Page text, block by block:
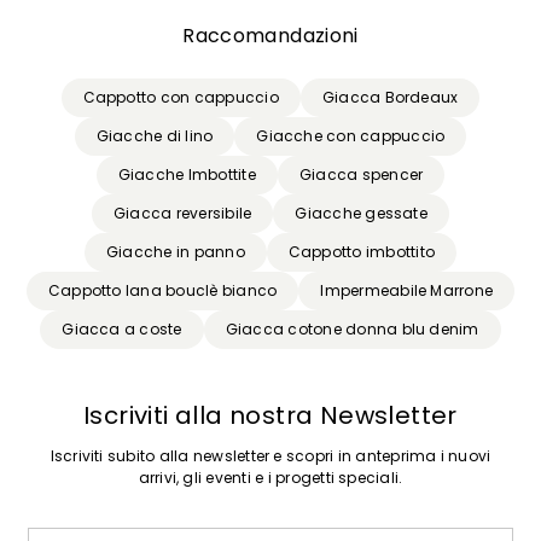
Raccomandazioni
Cappotto con cappuccio
Giacca Bordeaux
Giacche di lino
Giacche con cappuccio
Giacche Imbottite
Giacca spencer
Giacca reversibile
Giacche gessate
Giacche in panno
Cappotto imbottito
Cappotto lana bouclè bianco
Impermeabile Marrone
Giacca a coste
Giacca cotone donna blu denim
Iscriviti alla nostra Newsletter
Iscriviti subito alla newsletter e scopri in anteprima i nuovi
arrivi, gli eventi e i progetti speciali.